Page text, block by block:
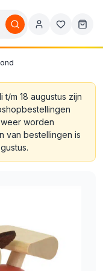
t/m 18 augustus zijn
worden
van bestellingen is